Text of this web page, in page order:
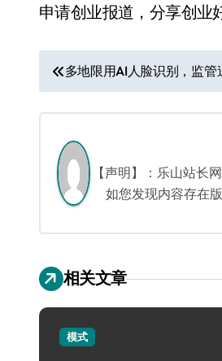
申请创业报道，分享创业
文
章
航
多地限用AI人脸识别，监
【声明】：乐山站长
如您发现内容存在
相关文章
模式